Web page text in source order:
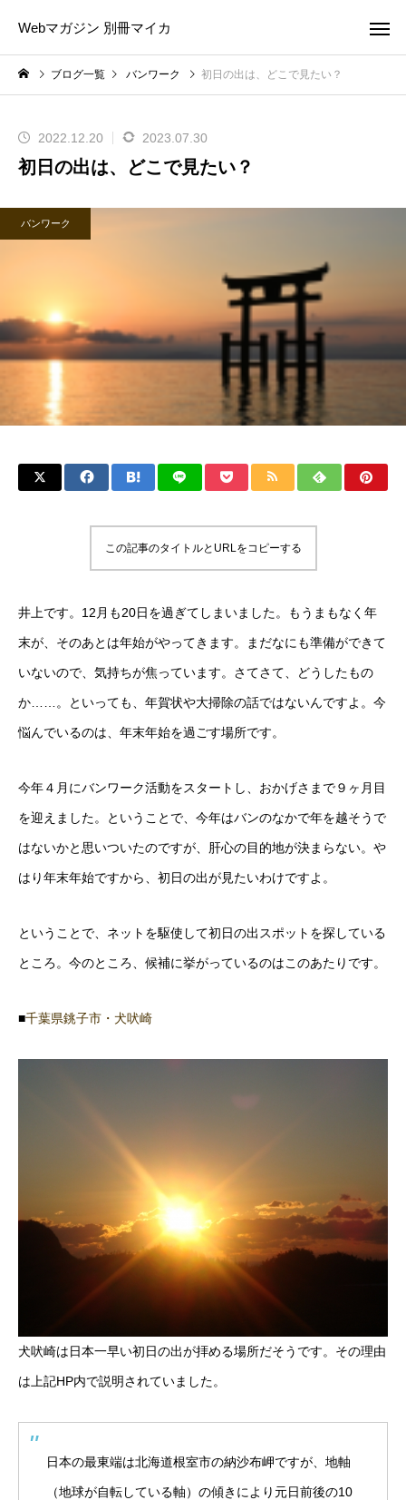
Webマガジン 別冊マイカ
ブログ一覧 バンワーク 初日の出は、どこで見たい？
2022.12.20 2023.07.30
初日の出は、どこで見たい？
バンワーク
この記事のタイトルとURLをコピーする
井上です。12月も20日を過ぎてしまいました。もうまもなく年
末が、そのあとは年始がやってきます。まだなにも準備ができて
いないので、気持ちが焦っています。さてさて、どうしたもの
か……。といっても、年賀状や大掃除の話ではないんですよ。今
悩んでいるのは、年末年始を過ごす場所です。
今年４月にバンワーク活動をスタートし、おかげさまで９ヶ月目
を迎えました。ということで、今年はバンのなかで年を越そうで
はないかと思いついたのですが、肝心の目的地が決まらない。や
はり年末年始ですから、初日の出が見たいわけですよ。
ということで、ネットを駆使して初日の出スポットを探している
ところ。今のところ、候補に挙がっているのはこのあたりです。
■千葉県銚子市・犬吠崎
犬吠崎は日本一早い初日の出が拝める場所だそうです。その理由
は上記HP内で説明されていました。
日本の最東端は北海道根室市の納沙布岬ですが、地軸
（地球が自転している軸）の傾きにより元日前後の10